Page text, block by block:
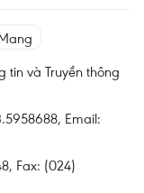
tin và Truyền thông
Email:
Fax: (024)